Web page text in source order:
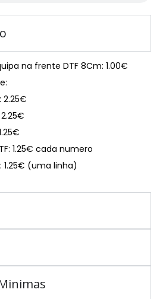
na frente DTF 8Cm: 1.00€
2.25€
1.25€ cada numero
1.25€ (uma linha)